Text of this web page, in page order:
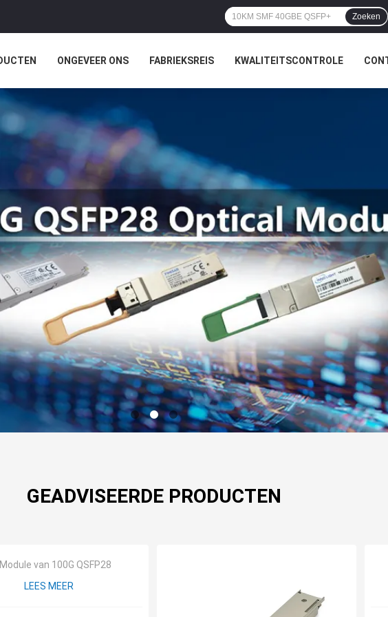
Zoeken
ONGEVEER ONS FABRIEKSREIS KWALITEITSCONTROLE
GEADVISEERDE PRODUCTEN
van 100G QSFP28
LEES MEER